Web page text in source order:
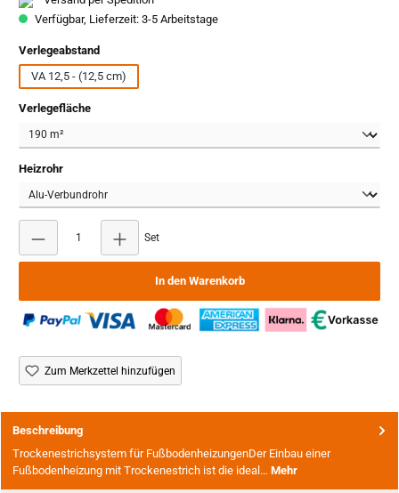
Verfügbar, Lieferzeit: 3-5 Arbeitstage
Verlegeabstandauswählen
VA 12,5 - (12,5 cm)
Verlegeflächeauswählen
Heizrohrauswählen
Set
In den Warenkorb
Zum Merkzettel hinzufügen
Beschreibung
Trockenestrichsystem für FußbodenheizungenDer Einbau einer
Fußbodenheizung mit Trockenestrich ist die ideal… Mehr